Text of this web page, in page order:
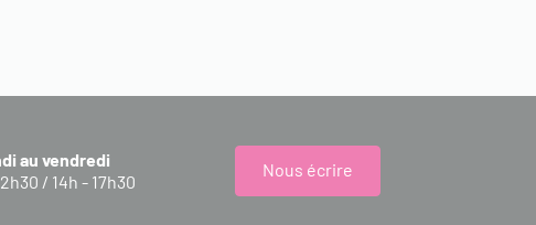
au vendredi
/ 14h - 17h30
Nous écrire